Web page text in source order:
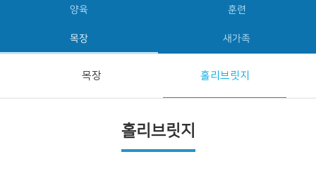
양육 훈련
목장 새가족
목장 홀리브릿지
홀리브릿지